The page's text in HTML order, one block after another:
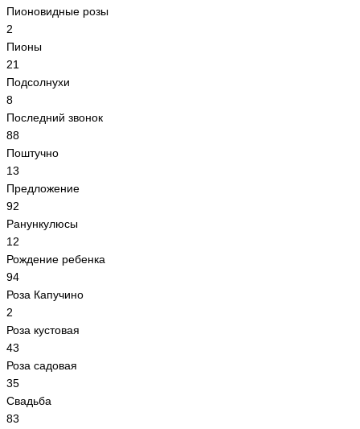
Пионовидные розы
2
Пионы
21
Подсолнухи
8
Последний звонок
88
Поштучно
13
Предложение
92
Ранункулюсы
12
Рождение ребенка
94
Роза Капучино
2
Роза кустовая
43
Роза садовая
35
Свадьба
83